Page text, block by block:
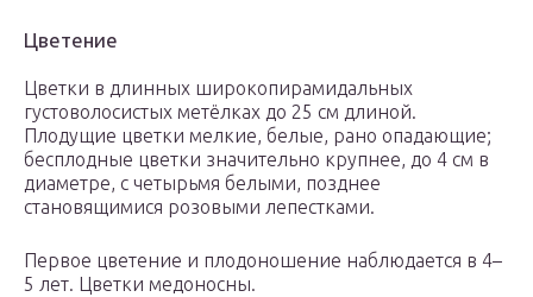
Цветение
Цветки в длинных широкопирамидальных
густоволосистых метёлках до 25 см длиной.
Плодущие цветки мелкие, белые, рано опадающие;
бесплодные цветки значительно крупнее, до 4 см в
диаметре, с четырьмя белыми, позднее
становящимися розовыми лепестками.
Первое цветение и плодоношение наблюдается в 4–
5 лет. Цветки медоносны.